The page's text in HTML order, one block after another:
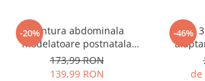
-20%Centura abdominala
modelatoare postnatala
PREMIUM, prindere velcro,
Beige
173,99 RON
139,99 RON
-46%
Set
de